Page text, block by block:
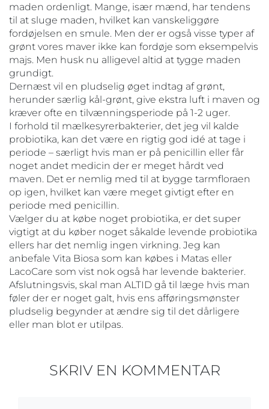
maden ordenligt. Mange, især mænd, har tendens
til at sluge maden, hvilket kan vanskeliggøre
fordøjelsen en smule. Men der er også visse typer af
grønt vores maver ikke kan fordøje som eksempelvis
majs. Men husk nu alligevel altid at tygge maden
grundigt.
Dernæst vil en pludselig øget indtag af grønt,
herunder særlig kål-grønt, give ekstra luft i maven og
kræver ofte en tilvænningsperiode på 1-2 uger.
I forhold til mælkesyrerbakterier, det jeg vil kalde
probiotika, kan det være en rigtig god idé at tage i
periode – særligt hvis man er på penicillin eller får
noget andet medicin der er meget hårdt ved
maven. Det er nemlig med til at bygge tarmfloraen
op igen, hvilket kan være meget givtigt efter en
periode med penicillin.
Vælger du at købe noget probiotika, er det super
vigtigt at du køber noget såkalde levende probiotika
ellers har det nemlig ingen virkning. Jeg kan
anbefale Vita Biosa som kan købes i Matas eller
LacoCare som vist nok også har levende bakterier.
Afslutningsvis, skal man ALTID gå til læge hvis man
føler der er noget galt, hvis ens afføringsmønster
pludselig begynder at ændre sig til det dårligere
eller man blot er utilpas.
SKRIV EN KOMMENTAR